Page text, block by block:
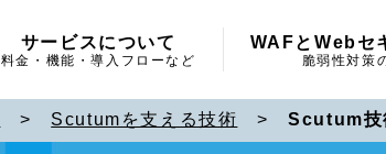
サービスについて
料金・機能・導入フローなど
WAFとWebセ
脆弱性対策
> Scutumを支える技術 >Scutum技